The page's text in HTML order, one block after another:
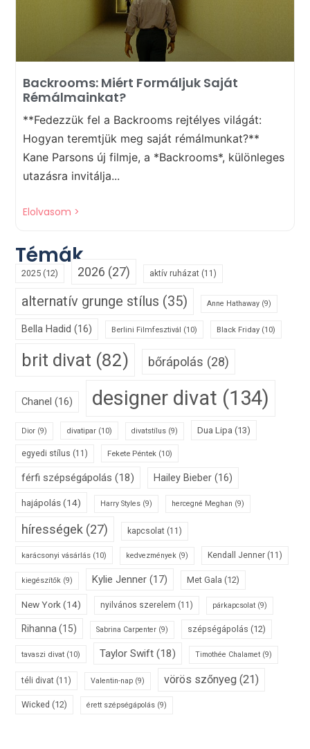
Backrooms: Miért Formáljuk Saját
Rémálmainkat?
**Fedezzük fel a Backrooms rejtélyes világát:
Hogyan teremtjük meg saját rémálmunkat?**
Kane Parsons új filmje, a *Backrooms*, különleges
utazásra invitálja...
Elolvasom >
Témák
2025 (12) 2026 (27) aktív ruházat (11)
alternatív grunge stílus (35) Anne Hathaway (9)
Bella Hadid (16) Berlini Filmfesztivál (10) Black Friday (10)
brit divat (82) bőrápolás (28)
Chanel (16) designer divat (134)
Dior (9) divatipar (10) divatstílus (9) Dua Lipa (13)
egyedi stílus (11) Fekete Péntek (10)
férfi szépségápolás (18) Hailey Bieber (16)
hajápolás(14) Harry Styles (9) hercegné Meghan (9)
hírességek (27) kapcsolat (11)
karácsonyi vásárlás (10) kedvezmények (9) Kendall Jenner (11)
kiegészítők (9) Kylie Jenner (17) Met Gala (12)
New York (14) nyilvános szerelem (11) párkapcsolat (9)
Rihanna (15) Sabrina Carpenter (9) szépségápolás (12)
tavaszi divat (10) Taylor Swift (18) Timothée Chalamet (9)
téli divat (11) Valentin-nap (9) vörös szőnyeg (21)
Wicked (12) érett szépségápolás (9)